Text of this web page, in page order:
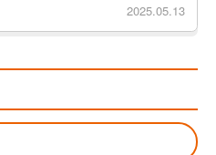
2025.05.13